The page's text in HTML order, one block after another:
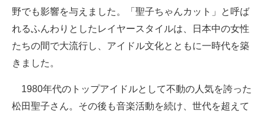
野でも影響を与えました。「聖子ちゃんカット」と呼ば
れるふんわりとしたレイヤースタイルは、日本中の女性
たちの間で大流行し、アイドル文化とともに一時代を築
きました。
1980年代のトップアイドルとして不動の人気を誇った
松田聖子さん。その後も音楽活動を続け、世代を超えて